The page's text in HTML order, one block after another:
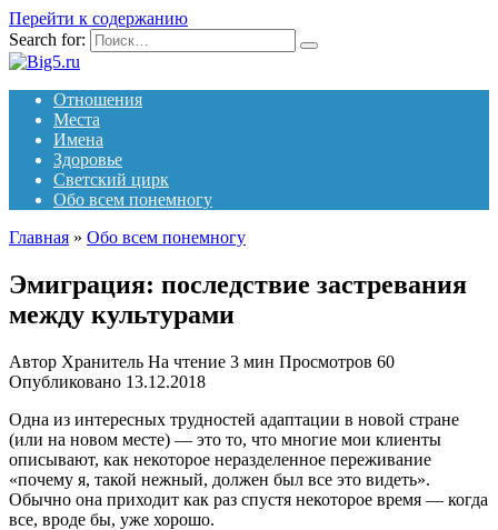
Перейти к содержанию
Search for:
Отношения
Места
Имена
Здоровье
Светский цирк
Обо всем понемногу
Главная » Обо всем понемногу
Эмиграция: последствие застревания
между культурами
Автор Хранитель На чтение 3 мин Просмотров 60
Опубликовано 13.12.2018
Одна из интересных трудностей адаптации в новой стране
(или на новом месте) — это то, что многие мои клиенты
описывают, как некоторое неразделенное переживание
«почему я, такой нежный, должен был все это видеть».
Обычно она приходит как раз спустя некоторое время — когда
все, вроде бы, уже хорошо.